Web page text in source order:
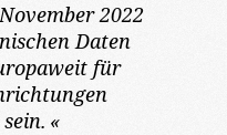
2022
Daten
für
«